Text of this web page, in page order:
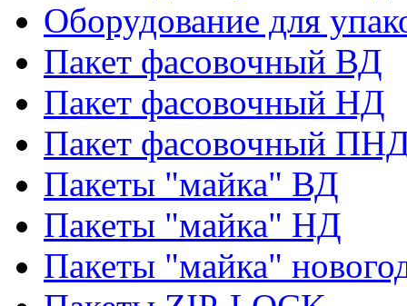
Оборудование для
Пакет фасовочный ВД
Пакет фасовочный НД
Пакет фасовочный
Пакеты "майка" ВД
Пакеты "майка" НД
Пакеты "майка"